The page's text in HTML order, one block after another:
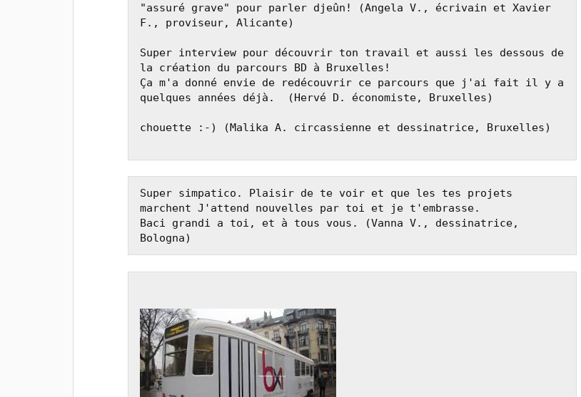
"assuré grave" pour parler djeûn! (Angela V., écrivain et Xavier
F., proviseur, Alicante)
Super interview pour découvrir ton travail et aussi les dessous de
la création du parcours BD à Bruxelles!
Ça m'a donné envie de redécouvrir ce parcours que j'ai fait il y a
quelques années déjà.  (Hervé D. économiste, Bruxelles)
chouette :-) (Malika A. circassienne et dessinatrice, Bruxelles)
Super simpatico. Plaisir de te voir et que les tes projets
marchent J'attend nouvelles par toi et je t'embrasse.
Baci grandi a toi, et à tous vous. (Vanna V., dessinatrice,
Bologna)